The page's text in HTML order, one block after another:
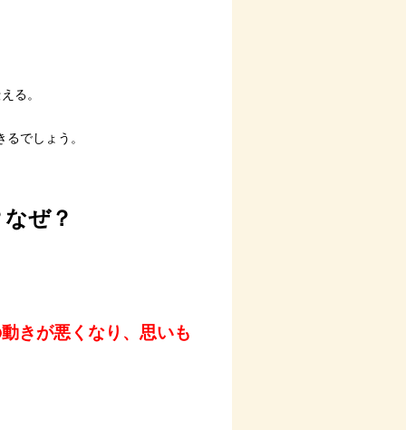
る。
でしょう。
ぜ？
きが悪くなり、思いも